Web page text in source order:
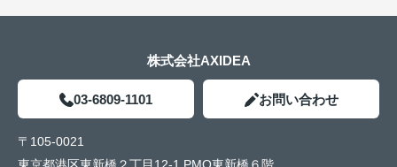
株式会社AXIDEA
03-6809-1101 お問い合わせ
〒105-0021